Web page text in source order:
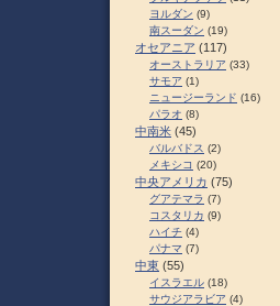
ヨルダン (9)
南スーダン (19)
オセアニア (117)
オーストラリア (33)
サモア (1)
ニュージーランド (16)
パラオ (8)
中南米 (45)
バルバドス (2)
メキシコ (20)
中央アメリカ (75)
グアテマラ (7)
コスタリカ (9)
ハイチ (4)
パナマ (7)
中東 (55)
イスラエル (18)
サウジアラビア (4)